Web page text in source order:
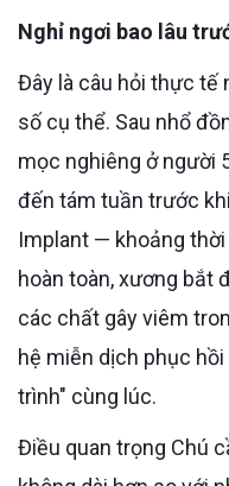
Nghỉ ngơi bao lâu
Đây là câu hỏi thực tế nhất và Bác sĩ trả lời bằng con
số cụ thể. Sau nhổ
mọc nghiêng ở người
đến tám tuần trước
Implant — khoảng
hoàn toàn, xương bắt
các chất gây viêm
hệ miễn dịch phục
trình" cùng lúc.
Điều quan trọng Chú cần biết: thời gian chờ này